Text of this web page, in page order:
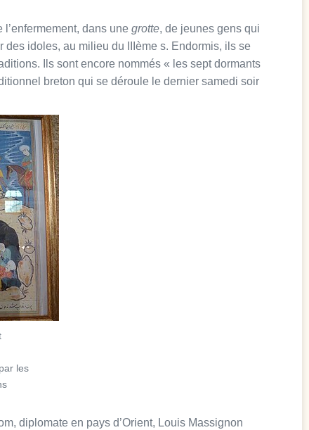
l’enfermement, dans unegrotte, de jeunes gens qui
des idoles, au milieu du IIIème s. Endormis, ils se
Ils sont encore nommés « les sept dormants
breton qui se déroule le dernier samedi soir
les
diplomate en pays d’Orient, Louis Massignon